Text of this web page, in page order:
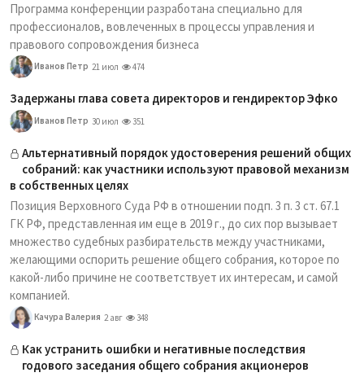
Программа конференции разработана специально для
профессионалов, вовлеченных в процессы управления и
правового сопровождения бизнеса
Иванов Петр 21 июл 474
Задержаны глава совета директоров и гендиректор Эфко
Иванов Петр 30 июл 351
Альтернативный порядок удостоверения решений общих
собраний: как участники используют правовой механизм
в собственных целях
Позиция Верховного Суда РФ в отношении подп. 3 п. 3 ст. 67.1
ГК РФ, представленная им еще в 2019 г., до сих пор вызывает
множество судебных разбирательств между участниками,
желающими оспорить решение общего собрания, которое по
какой-либо причине не соответствует их интересам, и самой
компанией.
Качура Валерия 2 авг 348
Как устранить ошибки и негативные последствия
годового заседания общего собрания акционеров